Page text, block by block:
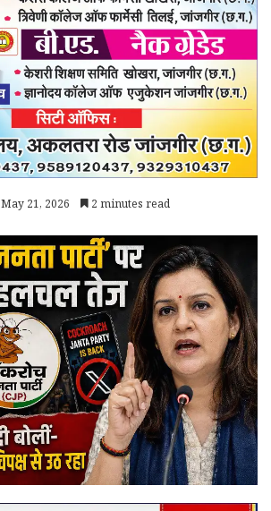
May 21, 2026 2 minutes read